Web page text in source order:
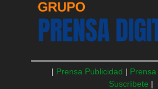
| Prensa Publicidad |
Suscríbete |